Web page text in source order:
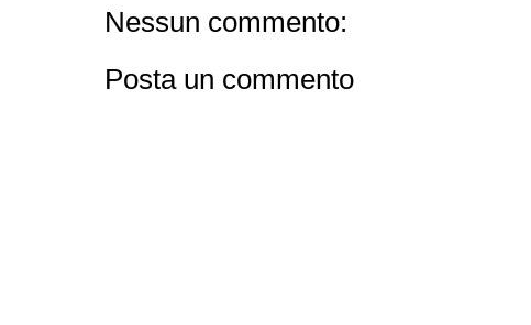
Nessun commento:
Posta un commento